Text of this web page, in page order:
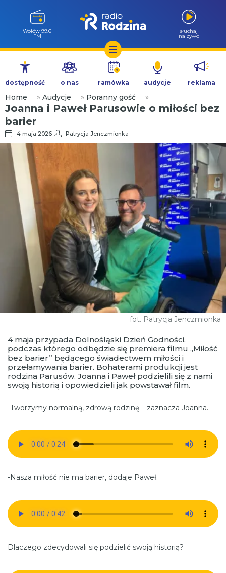
Przejdź
treści
Wołów 99.6
FM
słuchaj
na żywo
dostępność o nas ramówka audycje reklama
Home » Audycje » Poranny gość »
Joanna i Paweł Parusowie o miłości bez
barier
4 maja 2026 Patrycja Jenczmionka
fot. Patrycja Jenczmionka
4 maja przypada Dolnośląski Dzień Godności,
podczas którego odbędzie się premiera filmu „Miłość
bez barier” będącego świadectwem miłości i
przełamywania barier. Bohaterami produkcji jest
rodzina Parusów. Joanna i Paweł podzielili się z nami
swoją historią i opowiedzieli jak powstawał film.
-Tworzymy normalną, zdrową rodzinę – zaznacza Joanna.
-Nasza miłość nie ma barier, dodaje Paweł.
Dlaczego zdecydowali się podzielić swoją historią?